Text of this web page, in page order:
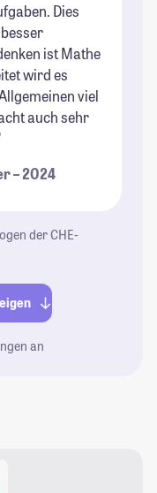
Dies
ist Mathe
wird es
viel
auch sehr
– 2024
der CHE-
an